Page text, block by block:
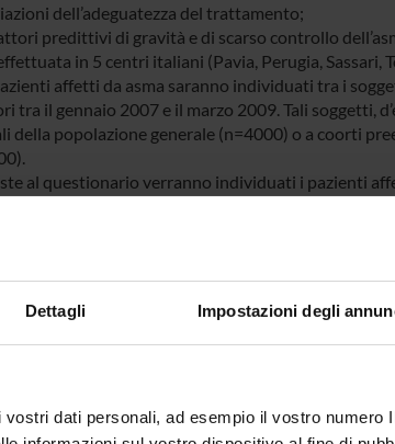
Dettagli Impostazioni degli
vostri dati personali, ad esempio il vostro numero
dell’adeguatezza del trattamento;
predittivi di gravità e di scarso controllo
in 5 centri italiani (Pavia, Perugia, Sassari,
affetti da asma saranno individuati tra i
tra il gennaio 2007 e il marzo 2009. Tali soggetti,
della popolazione generale (n=4000) o a coorti
al questionario verranno individuati i pazienti
il controllo dell’asma sarà verificata tramite
(ACT). Verranno inoltre eseguiti test
comprendenti test di
clinica sono consultabili al sito
dell’asma saranno valutati, in accordo alle
e delle risposte al questionario clinico. In
di attacchi d’asma, la limitazione delle attività
orali, i ricoveri ospedalieri e le visite al Pronto
in corso si prevede una percentuale di